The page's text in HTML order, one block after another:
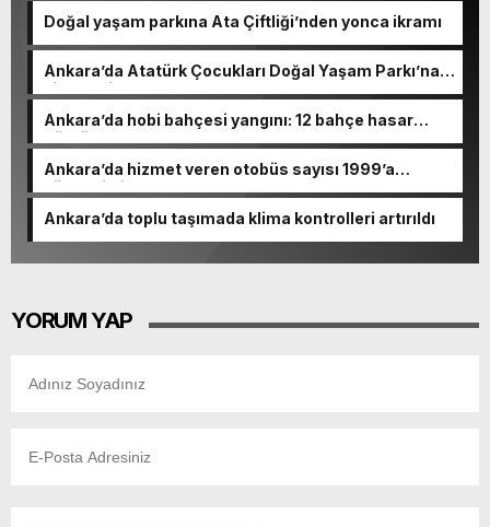
Doğal yaşam parkına Ata Çiftliği’nden yonca ikramı
Ankara’da Atatürk Çocukları Doğal Yaşam Parkı’na
ziyaretçi akını
Ankara’da hobi bahçesi yangını: 12 bahçe hasar
gördü
Ankara’da hizmet veren otobüs sayısı 1999’a
yükseltildi
Ankara’da toplu taşımada klima kontrolleri artırıldı
YORUM YAP